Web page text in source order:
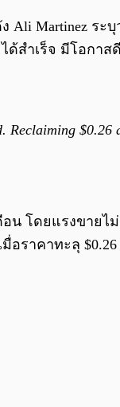
Martinez ระ
สำเร็จ มีโอกา
อน โดยแรงขา
าคาทะลุ